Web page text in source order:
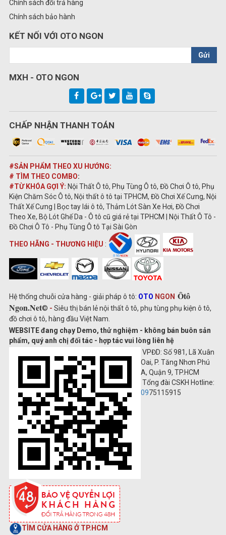
Chính sách đổi trả hàng
Chính sách bảo hành
KẾT NỐI VỚI OTO NGON
Gửi
MXH - OTO NGON
CHẤP NHẬN THANH TOÁN
#SẢN PHẨM THEO XU HƯỚNG:
# TÌM THEO COMBO:
#TỪ KHÓA GỢI Ý: Nội Thất Ô tô, Phụ Tùng Ô tô, Đồ Chơi Ô tô, Phụ
Kiện Chăm Sóc Ô tô, Nội thất ô tô tại TPHCM, Đồ Chơi Xế Cưng, Nội
Thất Xế Cưng | Bọc tay lái ô tô, Thảm Lót Sàn Xe Hơi, Đồ Chơi
Theo Xe, Bộ Lót Ghế Da - Ô tô cũ giá rẻ tại TPHCM | Nội Thất Ô Tô -
Đồ Chơi Ô Tô - Phụ Tùng Ô tô Tại Sài Gòn
THEO HÃNG - THƯƠNG HIỆU :
Hệ thống chuỗi cửa hàng - giải pháp ô tô: OTO NGON Ôtô
Ngon.Net© - Siêu thị bán lẻ nội thất ô tô, phụ tùng phụ kiện ô tô,
đồ chơi ô tô, hàng đầu Việt Nam.
WEBSITE đang chạy Demo, thử nghiệm - không bán buôn sản
phẩm, quý anh chị đối tác - hợp tác vui lòng liên hệ
VPĐD: Số 981, Lã Xuân
Oai, P. Tăng Nhơn Phú
A, Quận 9, TP.HCM
Tổng đài CSKH Hotline:
0975115915
TÌM CỬA HÀNG Ở TP.HCM